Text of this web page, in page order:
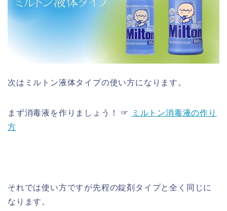
次はミルトン液体タイプの使い方になります。
まず消毒液を作りましょう！ ☞
ミルトン消毒液の作り
方
それでは使い方ですが先程の錠剤タイプと全く同じに
なります。